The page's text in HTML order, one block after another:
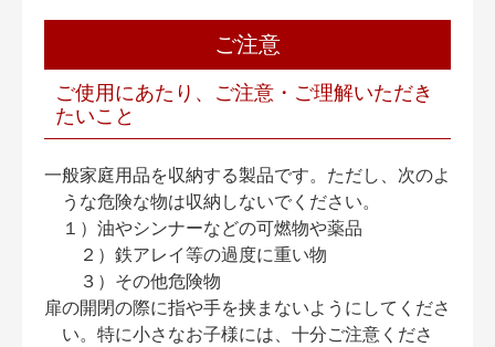
ご注意
ご使用にあたり、ご注意・ご理解いただき
たいこと
一般家庭用品を収納する製品です。ただし、次のよ
うな危険な物は収納しないでください。
１）油やシンナーなどの可燃物や薬品
２）鉄アレイ等の過度に重い物
３）その他危険物
扉の開閉の際に指や手を挟まないようにしてくださ
い。特に小さなお子様には、十分ご注意くださ